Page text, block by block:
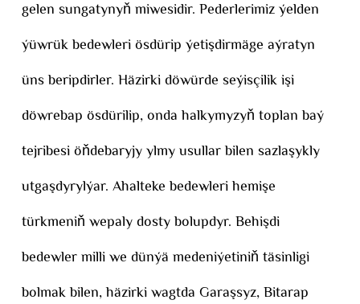
gelen sungatynyň miwesidir. Pederlerimiz ýelden
ýüwrük bedewleri ösdürip ýetişdirmäge aýratyn
üns beripdirler. Häzirki döwürde seýisçilik işi
döwrebap ösdürilip, onda halkymyzyň toplan baý
tejribesi öňdebaryjy ylmy usullar bilen sazlaşykly
utgaşdyrylýar. Ahalteke bedewleri hemişe
türkmeniň wepaly dosty bolupdyr. Behişdi
bedewler milli we dünýä medeniýetiniň täsinligi
bolmak bilen, häzirki wagtda Garaşsyz, Bitarap